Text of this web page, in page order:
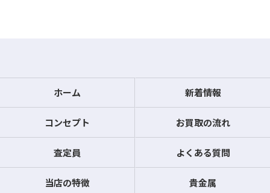
ホーム 新着情報
コンセプト お買取の流れ
査定員 よくある質問
当店の特徴 貴金属